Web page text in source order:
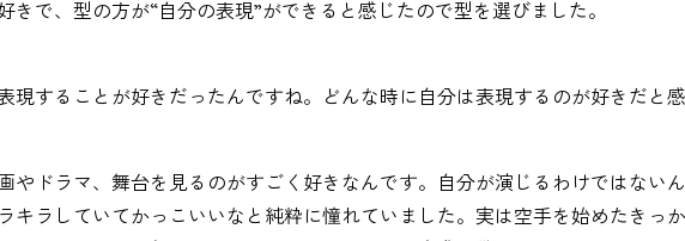
きで、型の方が“自分の表現”ができると感じたので型を選びました。
現することが好きだったんですね。どんな時に自分は表現するのが好きだと
やドラマ、舞台を見るのがすごく好きなんです。自分が演じるわけではない
キラしていてかっこいいなと純粋に憧れていました。実は空手を始めたきっ